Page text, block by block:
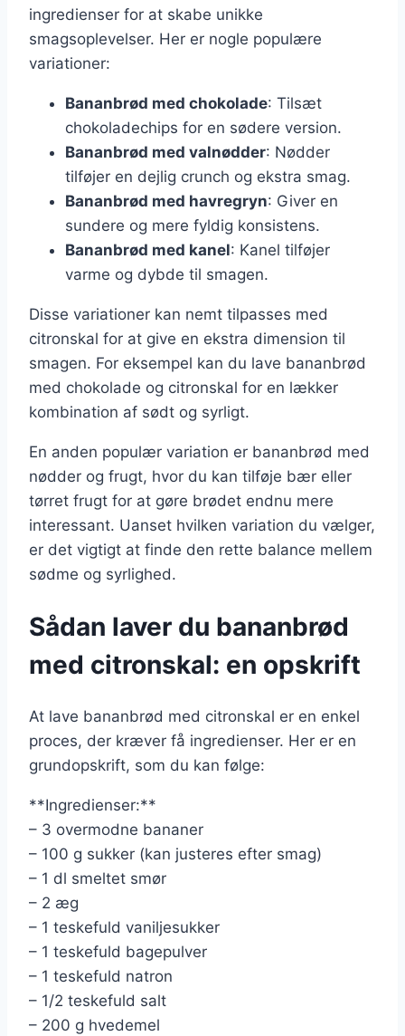
ingredienser for at skabe unikke
smagsoplevelser. Her er nogle populære
variationer:
Bananbrød med chokolade: Tilsæt
chokoladechips for en sødere version.
Bananbrød med valnødder: Nødder
tilføjer en dejlig crunch og ekstra smag.
Bananbrød med havregryn: Giver en
sundere og mere fyldig konsistens.
Bananbrød med kanel: Kanel tilføjer
varme og dybde til smagen.
Disse variationer kan nemt tilpasses med
citronskal for at give en ekstra dimension til
smagen. For eksempel kan du lave bananbrød
med chokolade og citronskal for en lækker
kombination af sødt og syrligt.
En anden populær variation er bananbrød med
nødder og frugt, hvor du kan tilføje bær eller
tørret frugt for at gøre brødet endnu mere
interessant. Uanset hvilken variation du vælger,
er det vigtigt at finde den rette balance mellem
sødme og syrlighed.
Sådan laver du bananbrød
med citronskal: en opskrift
At lave bananbrød med citronskal er en enkel
proces, der kræver få ingredienser. Her er en
grundopskrift, som du kan følge:
**Ingredienser:**
– 3 overmodne bananer
– 100 g sukker (kan justeres efter smag)
– 1 dl smeltet smør
– 2 æg
– 1 teskefuld vaniljesukker
– 1 teskefuld bagepulver
– 1 teskefuld natron
– 1/2 teskefuld salt
– 200 g hvedemel